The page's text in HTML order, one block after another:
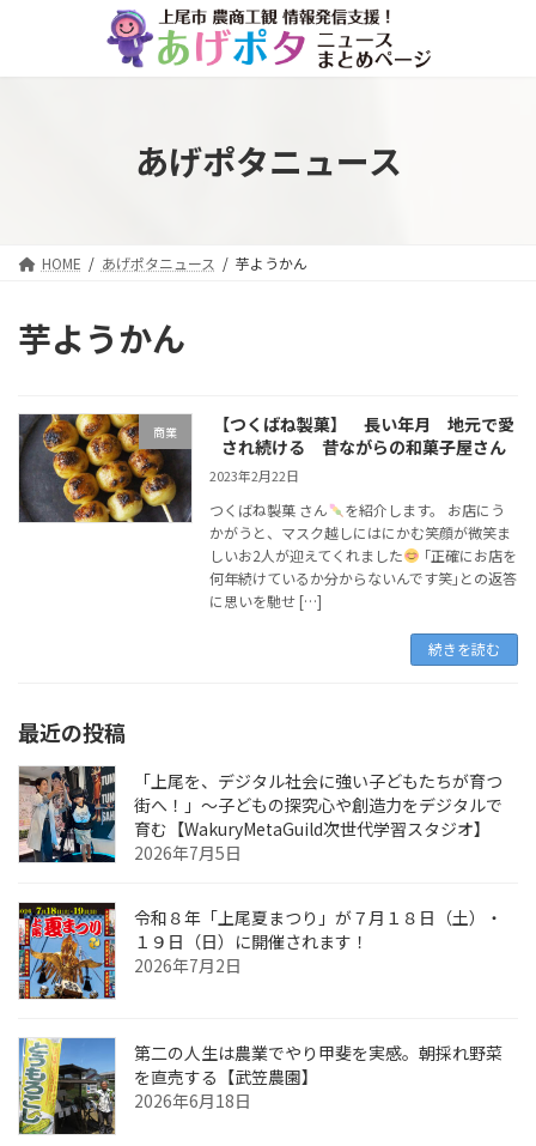
ン
ー
あげポタニュース
HOME あげポタニュース 芋ようかん
芋ようかん
商業
【つくばね製菓】 長い年月 地元で愛
され続ける 昔ながらの和菓子屋さん
2023年2月22日
つくばね製菓 さん
を紹介します。 お店にう
かがうと、マスク越しにはにかむ笑顔が微笑ま
しいお2人が迎えてくれました
｢正確にお店を
何年続けているか分からないんです笑｣との返答
に思いを馳せ […]
続きを読む
最近の投稿
「上尾を、デジタル社会に強い子どもたちが育つ
街へ！」〜子どもの探究心や創造力をデジタルで
育む【WakuryMetaGuild次世代学習スタジオ】
2026年7月5日
令和８年「上尾夏まつり」が７月１８日（土）・
１９日（日）に開催されます！
2026年7月2日
第二の人生は農業でやり甲斐を実感。朝採れ野菜
を直売する【武笠農園】
2026年6月18日